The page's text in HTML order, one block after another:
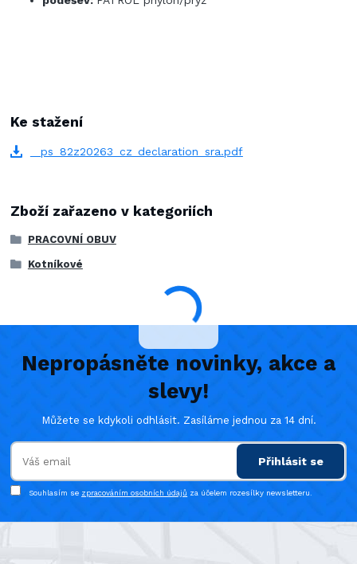
Ke stažení
_ps_82z20263_cz_declaration_sra.pdf
Zboží zařazeno v kategoriích
PRACOVNÍ OBUV
Kotníkové
Nepropásněte novinky, akce a
slevy!
Můžete se kdykoli odhlásit. Zasíláme jednou za 14 dní.
Přihlásit se
Souhlasím se zpracováním osobních údajů za účelem rozesílky newsletteru.